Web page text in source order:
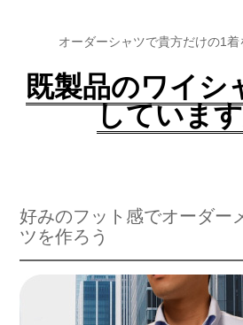
オーダーシャツで貴方だけの1着
既製品のワイシ
していま
好みのフット感でオーダー
ツを作ろう